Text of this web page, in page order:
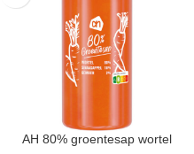
AH 80% groentesap wortel